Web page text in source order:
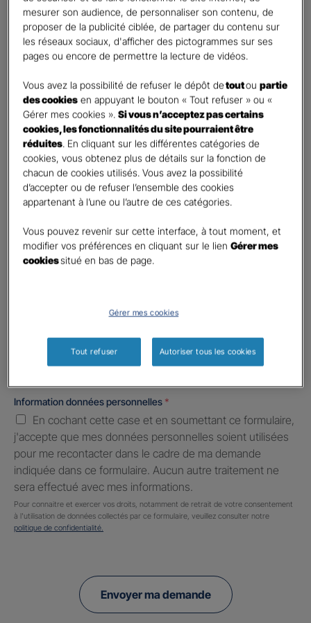
Etes-vous déjà client Gan assurances ?*
Oui
Civilité*
Madame
Monsieur
Contact*
First Last
United
States
Information données personnelles *
En cochant cette case et en soumettant ce formulaire,
j'accepte que mes données personnelles soient utilisées
pour me recontacter dans le cadre de ma demande
indiquée dans ce formulaire. Aucun autre traitement ne
sera effectué avec mes informations.
Pour connaitre et exercer vos droits, notamment de retrait de votre consentement
à l'utilisation de données collectés par ce formulaire, veuillez consulter notre
politique de confidentialité.
Envoyer ma demande
mesurer son audience, de personnaliser son contenu, de
proposer de la publicité ciblée, de partager du contenu sur
les réseaux sociaux, d'afficher des pictogrammes sur ses
pages ou encore de permettre la lecture de vidéos.
Vous avez la possibilité de refuser le dépôt detoutoupartie
des cookies en appuyant le bouton « Tout refuser » ou «
Gérer mes cookies ».Si vous n’acceptez pas certains
cookies, les fonctionnalités du site pourraient être
réduites. En cliquant sur les différentes catégories de
cookies, vous obtenez plus de détails sur la fonction de
chacun de cookies utilisés. Vous avez la possibilité
d’accepter ou de refuser l’ensemble des cookies
appartenant à l’une ou l’autre de ces catégories.
Vous pouvez revenir sur cette interface, à tout moment, et
modifier vos préférences en cliquant sur le lienGérer mes
cookiessitué en bas de page.
Gérer mes cookies
Tout refuser Autoriser tous les cookies